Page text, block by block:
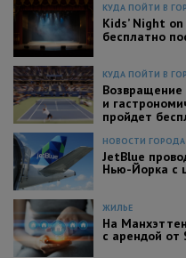
КУДА ПОЙТИ В
Kids’ Night
бесплатно
КУДА ПОЙТИ В
и
пройдет
ЖИЛЬЕ
На
с арендой от
НОВОСТИ ГОРОДА
JetBlue
Нью-Йорка с